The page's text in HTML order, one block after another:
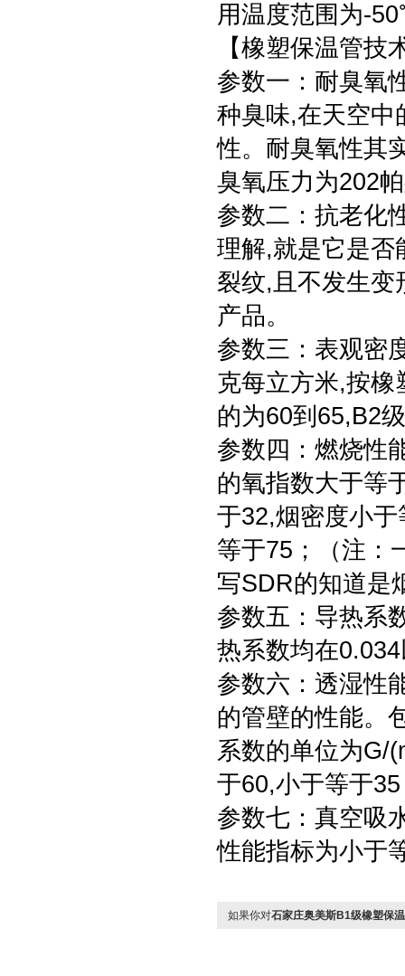
用温度范围为-
【橡塑保温管技
参数一：耐臭氧
种臭味,在天空中
性。耐臭氧性其
臭氧压力为202
参数二：抗老化
理解,就是它是否
裂纹,且不发生变
产品。
参数三：表观密
克每立方米,按橡
的为60到65,B2
参数四：燃烧性
的氧指数大于等
于32,烟密度小
等于75；（注：
写SDR的知道是
参数五：导热系
热系数均在
参数六：透湿性
的管壁的性能。
系数的单位为G/
于60,小于等于
参数七：真空吸
性能指标为小于
如果你对石家庄奥美斯B1级橡塑保